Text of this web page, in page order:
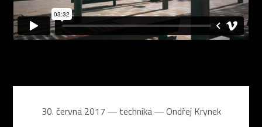
30. června 2017 ― technika ―Ondřej Krynek